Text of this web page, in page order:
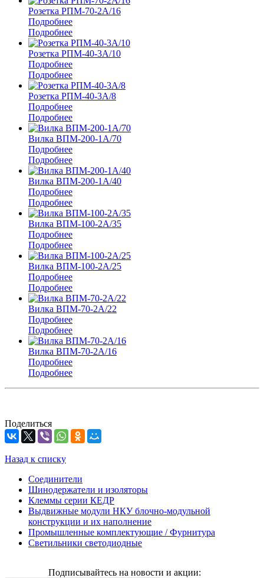
Розетка РПМ-70-2А/16
Подробнее
Подробнее
Розетка РПМ-40-3А/10
Подробнее
Подробнее
Розетка РПМ-40-3А/8
Подробнее
Подробнее
Вилка ВПМ-200-1А/70
Подробнее
Подробнее
Вилка ВПМ-200-1А/40
Подробнее
Подробнее
Вилка ВПМ-100-2А/35
Подробнее
Подробнее
Вилка ВПМ-100-2А/25
Подробнее
Подробнее
Вилка ВПМ-70-2А/22
Подробнее
Подробнее
Вилка ВПМ-70-2А/16
Подробнее
Подробнее
Поделиться
Назад к списку
Соединители
Шинодержатели и изоляторы
Клеммы серии КЕДР
Выдвижные модули НКУ блочно-модульной
конструкции и их наполнение
Промышленные комплектующие / Фурнитура
Светильники светодиодные
Подписывайтесь на новости и акции: